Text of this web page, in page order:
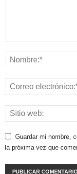
Guardar mi nombre,
la próxima vez que